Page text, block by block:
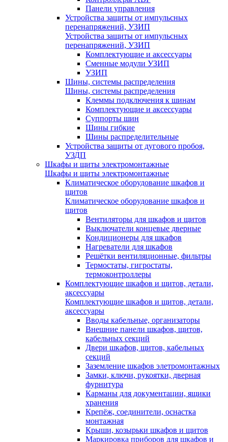
Панели управления
Устройства защиты от импульсных
перенапряжений, УЗИП
Устройства защиты от импульсных
перенапряжений, УЗИП
Комплектующие и аксессуары
Сменные модули УЗИП
УЗИП
Шины, системы распределения
Шины, системы распределения
Клеммы подключения к шинам
Комплектующие и аксессуары
Суппорты шин
Шины гибкие
Шины распределительные
Устройства защиты от дугового пробоя,
УЗДП
Шкафы и щиты электромонтажные
Шкафы и щиты электромонтажные
Климатическое оборудование шкафов и
щитов
Климатическое оборудование шкафов и
щитов
Вентиляторы для шкафов и щитов
Выключатели концевые дверные
Кондиционеры для шкафов
Нагреватели для шкафов
Решётки вентиляционные, фильтры
Термостаты, гигростаты,
термоконтроллеры
Комплектующие шкафов и щитов, детали,
аксессуары
Комплектующие шкафов и щитов, детали,
аксессуары
Вводы кабельные, организаторы
Внешние панели шкафов, щитов,
кабельных секций
Двери шкафов, щитов, кабельных
секций
Заземление шкафов элетромонтажных
Замки, ключи, рукоятки, дверная
фурнитура
Карманы для документации, ящики
хранения
Крепёж, соединители, оснастка
монтажная
Крыши, козырьки шкафов и щитов
Маркировка приборов для шкафов и